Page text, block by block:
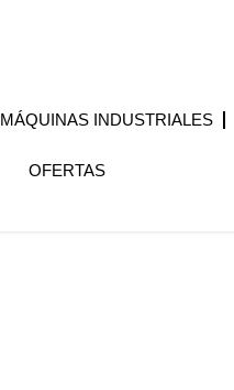
MÁQUINAS INDUSTRIALES
OFERTAS